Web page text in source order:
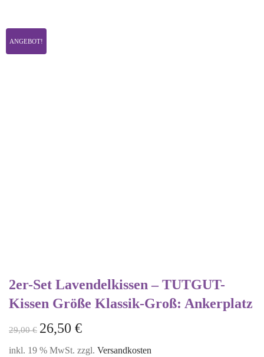
ANGEBOT!
2er-Set Lavendelkissen – TUTGUT-
Kissen Größe Klassik-Groß: Ankerplatz
29,00€ 26,50 €
inkl. 19 % MwSt. zzgl. Versandkosten